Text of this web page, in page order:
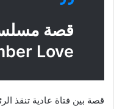
Love
قصة بين فتاة عادية تنقذ